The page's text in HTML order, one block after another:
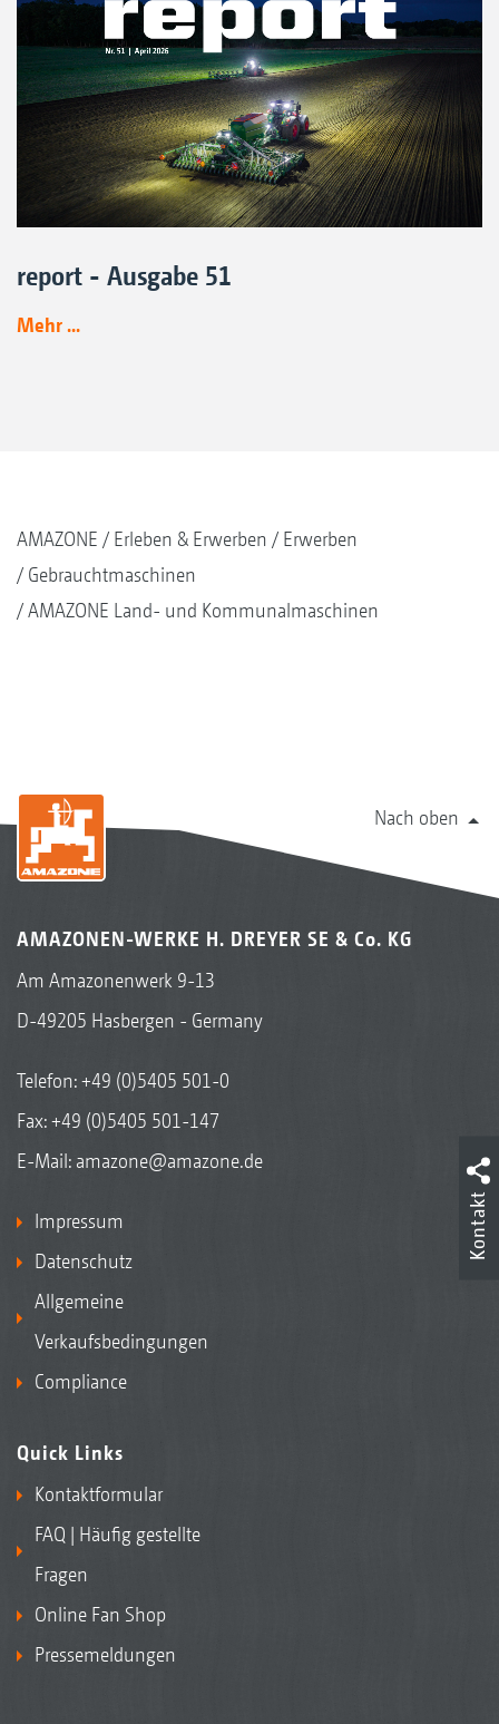
report - Ausgabe 51
Mehr ...
AMAZONE Erleben & Erwerben
Erwerben
Gebrauchtmaschinen
AMAZONE Land- und Kommunalmaschinen
Nach oben
AMAZONEN-WERKE H. DREYER SE & Co. KG
Am Amazonenwerk 9-13
D-49205 Hasbergen - Germany
Telefon:+49 (0)5405 501-0
Fax: +49 (0)5405 501-147
E-Mail: amazone@amazone.de
Impressum
Datenschutz
Allgemeine
Verkaufsbedingungen
Compliance
Quick Links
Kontaktformular
FAQ | Häufig gestellte
Fragen
Online Fan Shop
Pressemeldungen
Kontakt